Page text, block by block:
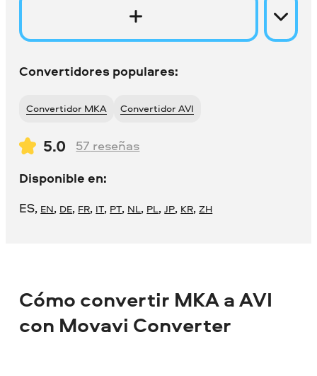
Convertidores populares:
Convertidor MKA Convertidor AVI
5.0 57 reseñas
Disponible en:
ES, EN, DE, FR, IT, PT, NL, PL,JP, KR,ZH
Cómo convertir MKA a AVI
con Movavi Converter